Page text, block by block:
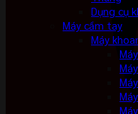
Dụng cụ
Máy cầm tay
Máy